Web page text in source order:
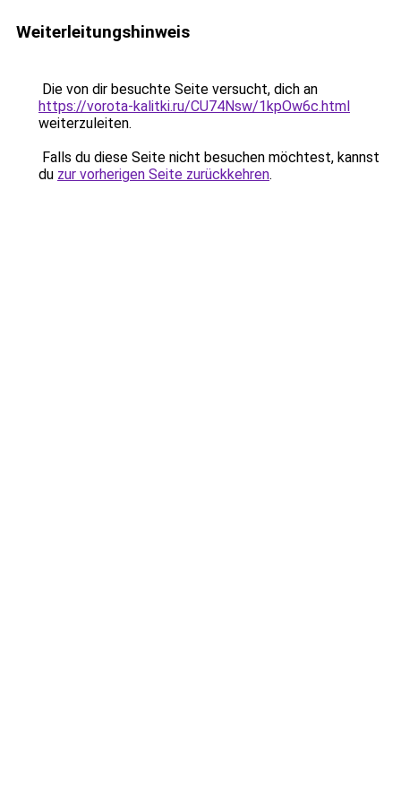
Weiterleitungshinweis
Die von dir besuchte Seite versucht, dich an
https://vorota-kalitki.ru/CU74Nsw/1kpOw6c.html
weiterzuleiten.
Falls du diese Seite nicht besuchen möchtest, kannst
du zur vorherigen Seite zurückkehren.